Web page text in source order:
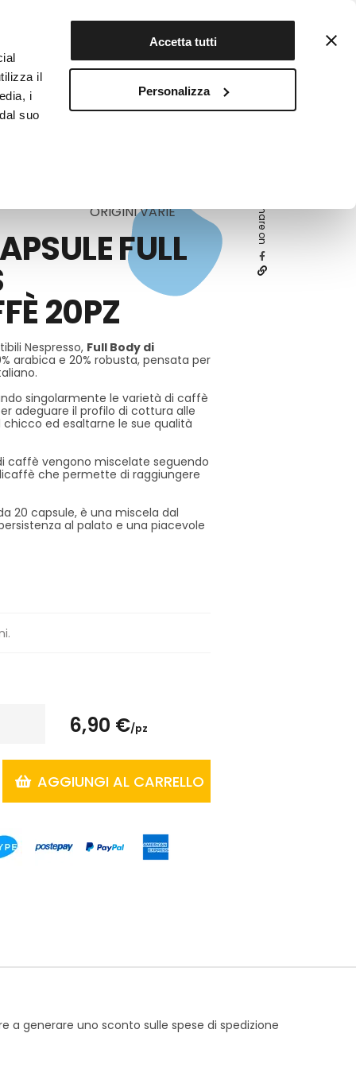
il
i
suo
Accetta tutti
Personalizza
Registrati
INFOTEKA CIBO AUTENTICO
ORIGINI VARIE
FULL
20PZ
Nespresso, Full Body di
arabica e 20% robusta, pensata per
singolarmente le varietà di caffè
adeguare il profilo di cottura alle
ed esaltarne le sue qualità
caffè vengono miscelate seguendo
che permette di raggiungere
20 capsule, è una miscela dal
al palato e una piacevole
6,90 €/pz
AGGIUNGI AL CARRELLO
Share on
generare uno sconto sulle spese di spedizione